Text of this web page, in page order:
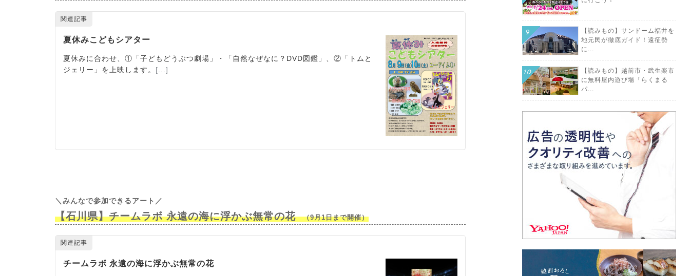
＼みんなで参加できるアート ／
【石川県】チームラボ 永遠の海に浮かぶ無常の花（9月1日まで開催）
【読みもの】サンドーム福井を
地元民が徹底ガイド！遠征勢
に...
【読みもの】越前市・武生楽市
に無料屋内遊び場「らくまる
パ...